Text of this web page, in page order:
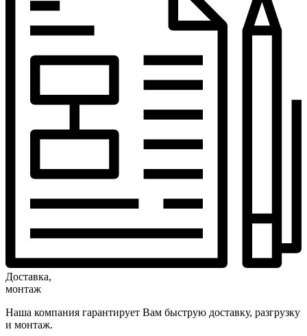
Доставка,
монтаж
Наша компания гарантирует Вам быструю доставку, разгрузку
и монтаж.